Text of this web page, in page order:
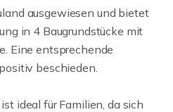
ausgewiesen und bietet
in 4 Baugrundstücke mit
Eine entsprechende
beschieden.
ideal für Familien, da sich